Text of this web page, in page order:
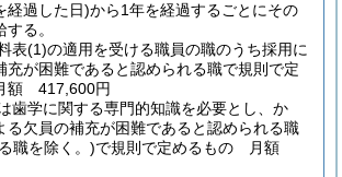
経過した日)から1年を経過するごとにその
る。
表(1)の適用を受ける職員の職のうち採用に
充が困難であると認められる職で規則で定
額 417,600円
歯学に関する専門的知識を必要とし、か
る欠員の補充が困難であると認められる職
職を除く。)で規則で定めるもの 月額